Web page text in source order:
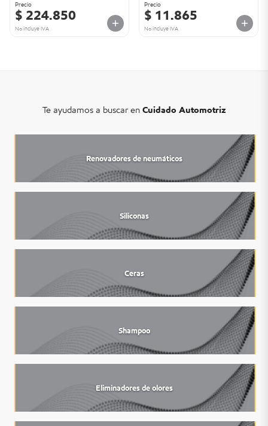
Precio
$ 224.850
No incluye IVA
Precio
$ 11.865
No incluye IVA
Te ayudamos a buscar en Cuidado Automotriz
Renovadores de neumáticos
Siliconas
Ceras
Shampoo
Eliminadores de olores